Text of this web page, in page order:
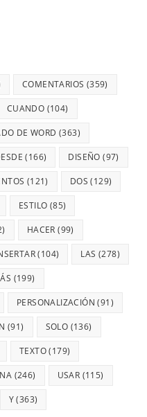
COMENTARIOS (359)
CUANDO (104)
DE WORD (363)
(166) DISEÑO (97)
(121) DOS (129)
ESTILO (85)
HACER (99)
(104) LAS (278)
(199)
PERSONALIZACIÓN (91)
(91) SOLO (136)
TEXTO(179)
(246) USAR (115)
Y(363)